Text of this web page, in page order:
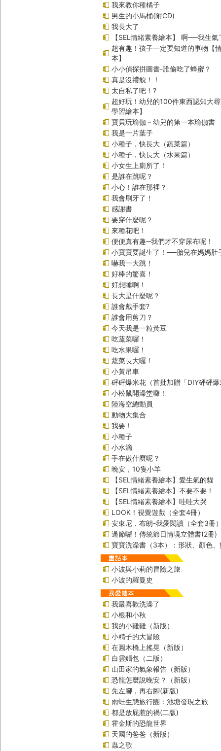
我來教你種橘子
男生的小馬桶(附CD)
我長大了
【SEL情緒素養繪本】 啊──我生
超有趣！孩子一定要知道的事物【
本】
小小偵探拼圖書-誰偷吃了蜂蜜？
真是沒禮貌！！
太自私了吧！?
超好玩！幼兒的100件東西認知大
學習繪本】
寶貝玩瑜伽－幼兒的第一本瑜伽書
我是一片葉子
小種子，快長大（蔬菜篇）
小種子，快長大（水果篇）
小女生上廁所了！
是誰在跳呢？
小心！誰在那裡？
我會刷牙了！
感謝書
要穿什麼呢？
來種花吧！
便便真有趣─我們才不穿尿布呢！
小寶寶要誕生了！──胎兒在媽媽肚
嚇我一大跳！
好棒的驚喜！
好想睡啊！
長大是什麼呢？
誰會戴手套?
誰會用剪刀？
今天我是一粒黃豆
吃蔬菜囉！
吃水果囉！
蔬菜長大囉！
小黃吊車
砰砰爆米花（首批加贈「DIY砰砰
小松鼠開澡堂囉！
陸海空總動員
動物大集合
我要！
小種子
小水滴
手在做什麼呢？
晚安，10隻小羊
【SEL情緒素養繪本】愛生氣的貓
【SEL情緒素養繪本】不要不要！
【SEL情緒素養繪本】哇哇大哭
LOOK！視覺遊戲（全套4冊）
安東尼．布朗-我愛閱讀（全套3冊
過節囉！傳統節日情境立體書(2冊)
寶寶洗澡書（3本）：形狀、顏色、
小波與小莉的冒險之旅
小波的羅曼史
我最喜歡洗澡了
小根和小秋
我的小雞雞（新版）
小精子的大冒險
在圓木橋上搖晃（新版）
白雲麵包（二版）
山田家的氣象報告（新版）
恐龍怎麼說晚安？（新版）
先左腳，再右腳(新版)
雨蛙生態旅行團：池塘發現之旅
都是放屁惹的禍(二版)
霍金斯的恐龍世界
天國的爸爸（新版）
蟲之歌